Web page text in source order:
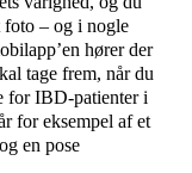
foto – og i nogle
hører der
tage frem, når du
for IBD-patienter i
for eksempel af et
en pose